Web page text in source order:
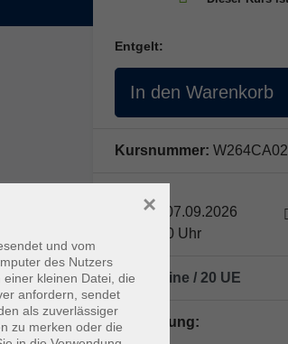
Entgelt:
In den Warenkorb
Kursnummer: W264CA02
Mo. 07.09.2026
17:00 Uhr
10 Termine / 20 UE
Kursleitung:
und vom
des Nutzers
kleinen Datei, die
anfordern, sendet
als zuverlässiger
zu merken oder die
×